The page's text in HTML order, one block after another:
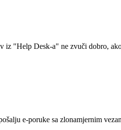
iz "Help Desk-a" ne zvuči dobro,
e-poruke sa zlonamjernim